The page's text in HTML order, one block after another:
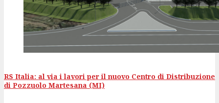
RS Italia: al via i lavori per il nuovo Centro di Distribuzione
di Pozzuolo Martesana (MI)